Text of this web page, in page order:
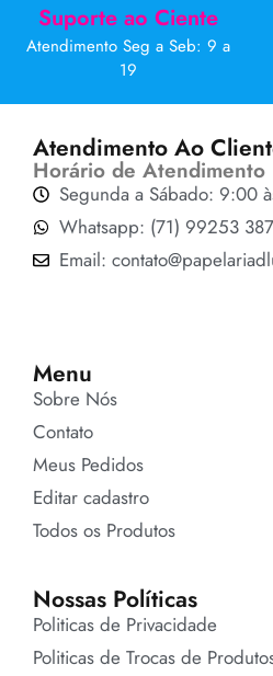
Suporte ao Ciente
Atendimento Seg a Seb: 9 a
19
Atendimento Ao
Horário de Atendimento
Segunda a Sábado: 9:00
Whatsapp: (71) 99253
Email:
Menu
Sobre Nós
Contato
Meus Pedidos
Editar cadastro
Todos os Produtos
Nossas Políticas
Politicas de Privacidade
Politicas de Trocas de